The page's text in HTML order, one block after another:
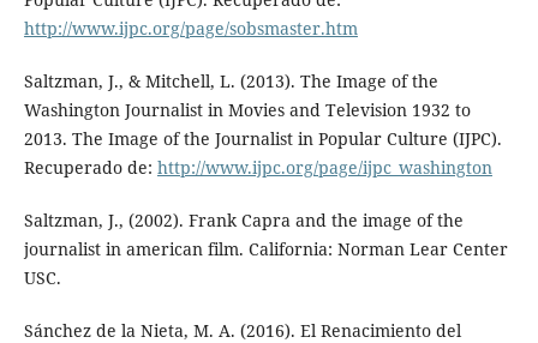
http://www.ijpc.org/page/sobsmaster.htm
Saltzman, J., & Mitchell, L. (2013). The Image of the
Washington Journalist in Movies and Television 1932 to
2013. The Image of the Journalist in Popular Culture (IJPC).
Recuperado de: http://www.ijpc.org/page/ijpc_washington
Saltzman, J., (2002). Frank Capra and the image of the
journalist in american film. California: Norman Lear Center
USC.
Sánchez de la Nieta, M. A. (2016). El Renacimiento del